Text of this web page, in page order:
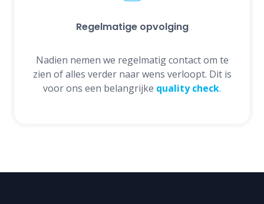
Regelmatige opvolging
Nadien nemen we regelmatig contact om te
zien of alles verder naar wens verloopt. Dit is
voor ons een belangrijke quality check.